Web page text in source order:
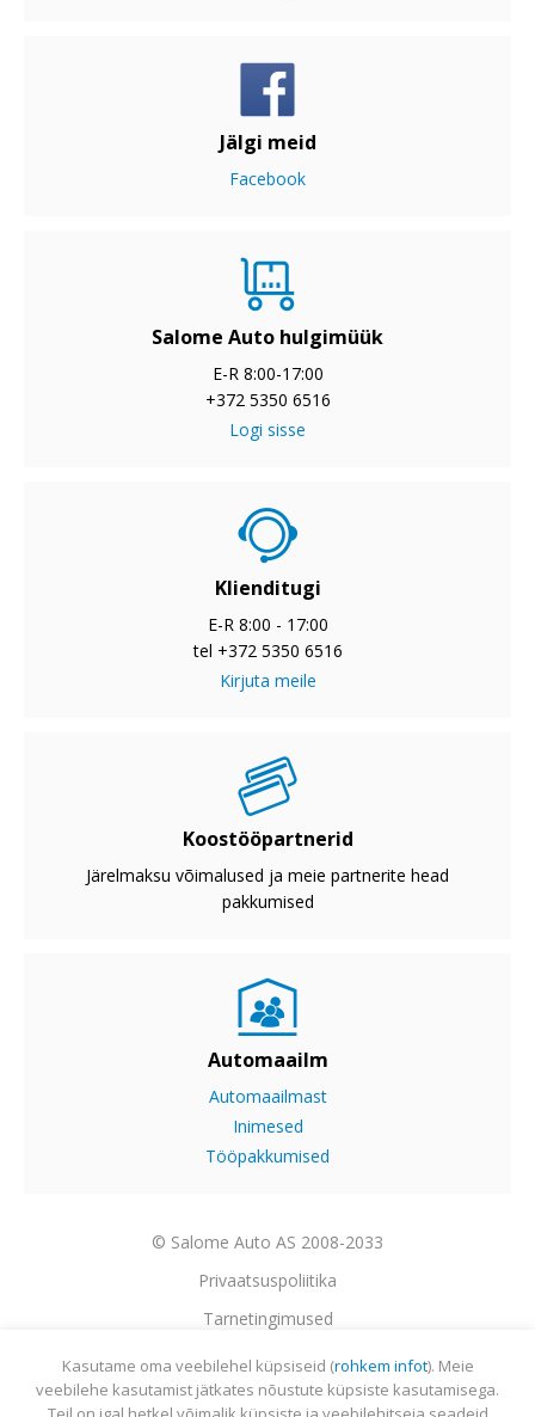
Jälgi meid
Facebook
Salome Auto hulgimüük
E-R 8:00-17:00
+372 5350 6516
Logi sisse
Klienditugi
E-R 8:00 - 17:00
tel +372 5350 6516
Kirjuta meile
Koostööpartnerid
Järelmaksu võimalused ja meie partnerite head
pakkumised
Automaailm
Automaailmast
Inimesed
Tööpakkumised
© Salome Auto AS 2008-2033
Privaatsuspoliitika
Tarnetingimused
Garantii
Utiliseerimine
Kasutame oma veebilehel küpsiseid (rohkem infot). Meie
veebilehe kasutamist jätkates nõustute küpsiste kasutamisega.